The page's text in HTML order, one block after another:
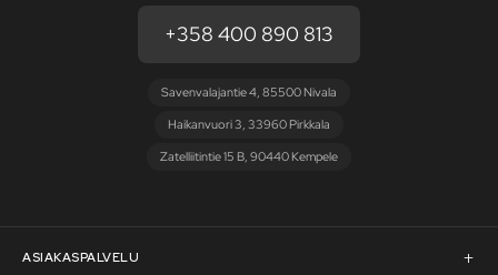
+358 400 890 813
Savenvalajantie 4, 85500 Nivala
Haikanvuori 3, 33960 Pirkkala
Zatelliitintie 15 B, 90440 Kempele
ASIAKASPALVELU